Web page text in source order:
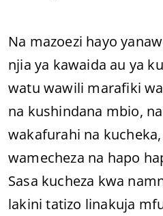
Na mazoezi hayo
njia ya kawaida au ya
watu wawili marafiki
na kushindana mbio,
wakafurahi na
wamecheza na hapo
Sasa kucheza kwa
lakini tatizo linakuja